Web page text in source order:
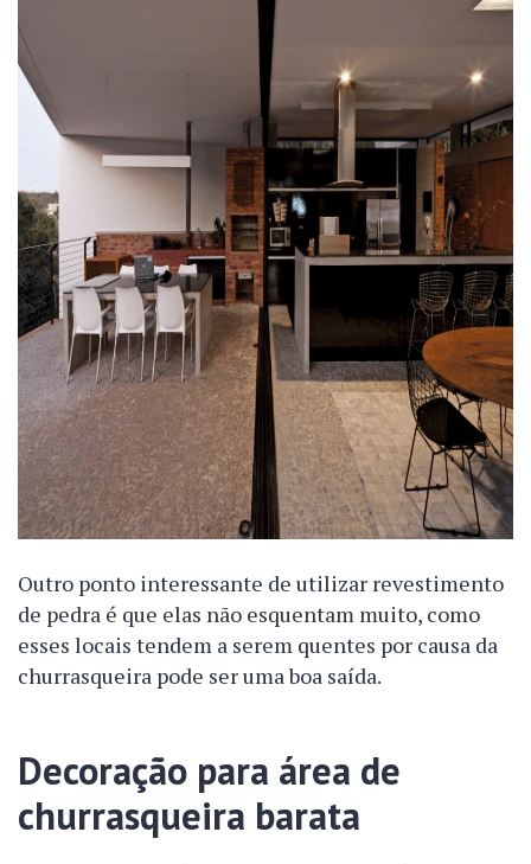
Outro ponto interessante de utilizar revestimento
de pedra é que elas não esquentam muito, como
esses locais tendem a serem quentes por causa da
churrasqueira pode ser uma boa saída.
Decoração para área de
churrasqueira barata